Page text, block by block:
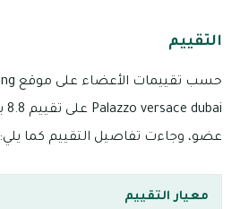
التقييم
عضو، وجاءت تفاصيل التقييم كما يلي:
معيار التقييم